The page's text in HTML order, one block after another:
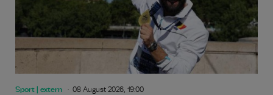
Sport | extern 08 August 2026, 19:00